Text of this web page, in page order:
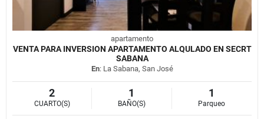
apartamento
VENTA PARA INVERSION APARTAMENTO ALQULADO EN SECRT
SABANA
En: La Sabana, San José
2
CUARTO(S)
1
BAÑO(S)
1
Parqueo